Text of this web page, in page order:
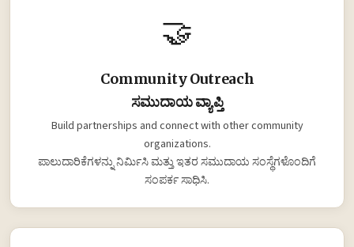
🤝
Community Outreach
ಸಮುದಾಯ ವ್ಯಾಪ್ತಿ
Build partnerships and connect with other community
organizations.
ಪಾಲುದಾರಿಕೆಗಳನ್ನು ನಿರ್ಮಿಸಿ ಮತ್ತು ಇತರ ಸಮುದಾಯ ಸಂಸ್ಥೆಗಳೊಂದಿಗೆ
ಸಂಪರ್ಕ ಸಾಧಿಸಿ.